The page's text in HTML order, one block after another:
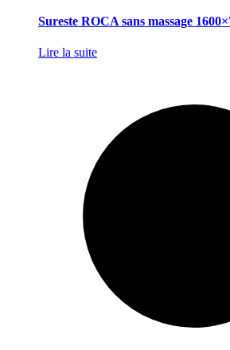
Sureste ROCA sans massage
Lire la suite